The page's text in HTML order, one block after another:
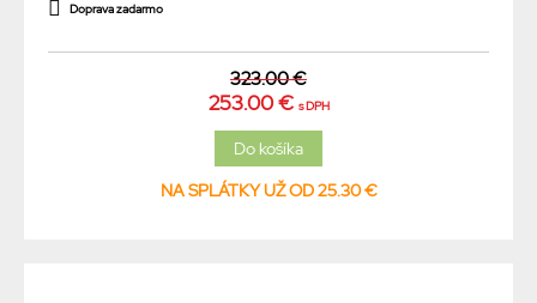
Doprava zadarmo
323.00 €
253.00 € s DPH
NA SPLÁTKY UŽ OD 25.30 €